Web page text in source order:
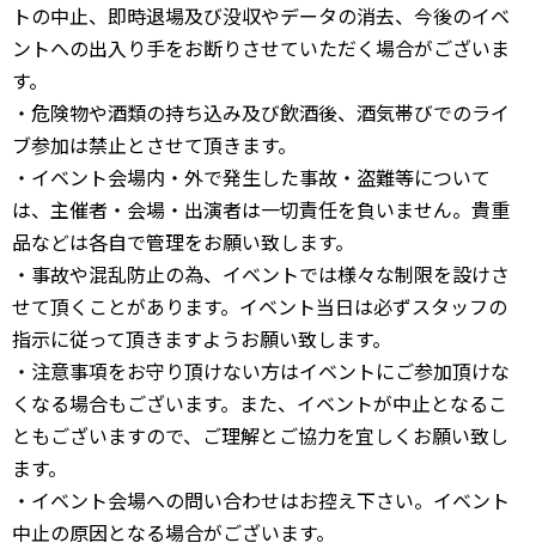
トの中止、即時退場及び没収やデータの消去、今後のイベ
ントへの出入り手をお断りさせていただく場合がございま
す。
・危険物や酒類の持ち込み及び飲酒後、酒気帯びでのライ
ブ参加は禁止とさせて頂きます。
・イベント会場内・外で発生した事故・盗難等について
は、主催者・会場・出演者は一切責任を負いません。貴重
品などは各自で管理をお願い致します。
・事故や混乱防止の為、イベントでは様々な制限を設けさ
せて頂くことがあります。イベント当日は必ずスタッフの
指示に従って頂きますようお願い致します。
・注意事項をお守り頂けない方はイベントにご参加頂けな
くなる場合もございます。また、イベントが中止となるこ
ともございますので、ご理解とご協力を宜しくお願い致し
ます。
・イベント会場への問い合わせはお控え下さい。イベント
中止の原因となる場合がございます。